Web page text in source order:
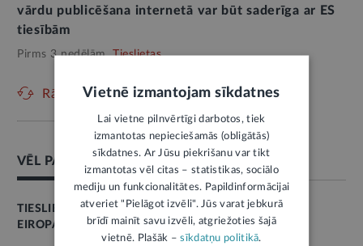
vārdu publicēšana internetā var būt saderīga ar ES
tiesībām
Pirms 3 nedēļām, Tieslietas
Rādīt vēl
VĒL PAR ŠO TĒMU
TIESLIETAS
EIROPAS SAVIENĪBA
Vietnē izmantojam sīkdatnes
Lai vietne pilnvērtīgi darbotos, tiek
izmantotas nepieciešamās (obligātās)
sīkdatnes. Ar Jūsu piekrišanu var tikt
izmantotas vēl citas – statistikas, sociālo
mediju un funkcionalitātes. Papildinformācijai
atveriet "Pielāgot izvēli". Jūs varat jebkurā
brīdī mainīt savu izvēli, atgriežoties šajā
vietnē. Plašāk –sīkdatņu politikā.